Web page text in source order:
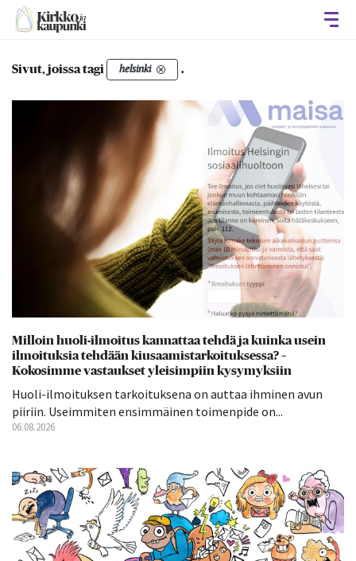
Sivut, joissa tagi helsinki .
Milloin huoli-ilmoitus kannattaa tehdä ja kuinka usein
ilmoituksia tehdään kiusaamistarkoituksessa? –
Kokosimme vastaukset yleisimpiin kysymyksiin
Huoli-ilmoituksen tarkoituksena on auttaa ihminen avun
piiriin. Useimmiten ensimmäinen toimenpide on...
06.08.2026